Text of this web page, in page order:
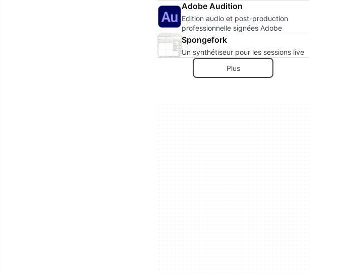
Adobe Audition
Edition audio et post-production
professionnelle signées Adobe
Spongefork
Un synthétiseur pour les sessions live
Plus